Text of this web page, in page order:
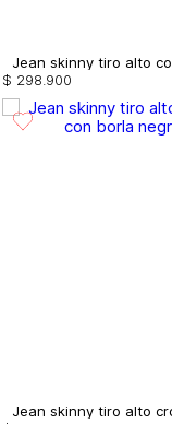
$ 298 900